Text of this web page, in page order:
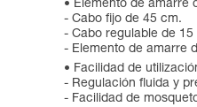
Elemento de amarre
- Cabo fijo de 45 cm.
- Cabo regulable de 15
- Elemento de amarre
Facilidad de
- Regulación fluida y
- Facilidad de